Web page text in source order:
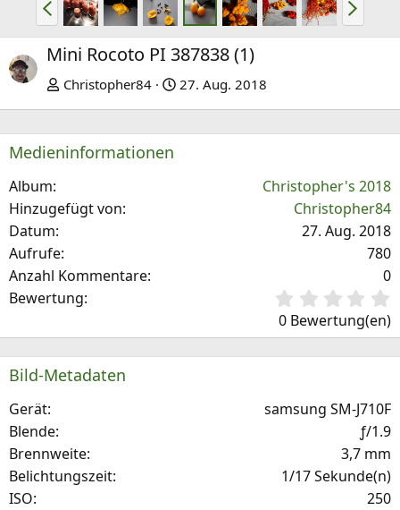
o
r
e
r
i
g
e
ä
t
e
Mini Rocoto PI 387838 (1)
Christopher84 27. Aug. 2018
Medieninformationen
Album
Christopher's 2018
Hinzugefügt von
Christopher84
Datum
27. Aug. 2018
Aufrufe
780
Anzahl Kommentare
0
Bewertung
0
S
e
r
n
)
0 Bewertung(en)
Bild-Metadaten
Gerät
samsung SM-J710F
Blende
ƒ/1.9
Brennweite
3,7 mm
Belichtungszeit
1/17 Sekunde(n)
ISO
250